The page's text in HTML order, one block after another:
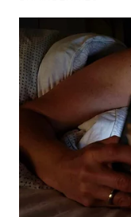
WAHANA
TRAVEL
WAHANA
TV
WAHANANEWS